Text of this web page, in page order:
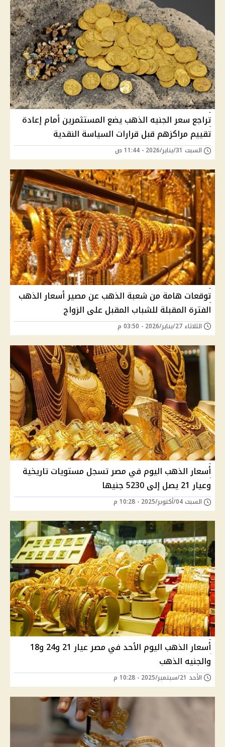
تراجع سعر الجنيه الذهب يضع المستثمرين أمام إعادة
تقييم مراكزهم قبل قرارات السياسة النقدية
السبت 31/يناير/2026 - 11:44 ص
توقعات هامة من شعبة الذهب عن مصير أسعار الذهب
الفترة المقبلة للشباب المقبل على الزواج
الثلاثاء 27/يناير/2026 - 03:50 م
أسعار الذهب اليوم في مصر تسجل مستويات تاريخية
وعيار 21 يصل إلى 5230 جنيها
السبت 04/أكتوبر/2025 - 10:28 م
أسعار الذهب اليوم الأحد في مصر عيار 21 و24 و18
والجنيه الذهب
الأحد 21/سبتمبر/2025 - 10:28 م